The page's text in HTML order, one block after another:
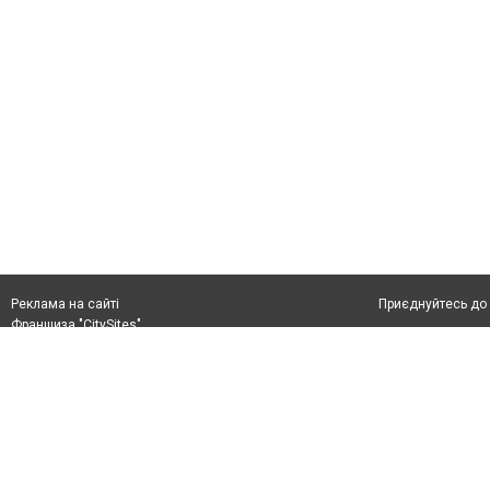
Реклама на сайті
Франшиза "CitySites"
Приєднуйтесь до